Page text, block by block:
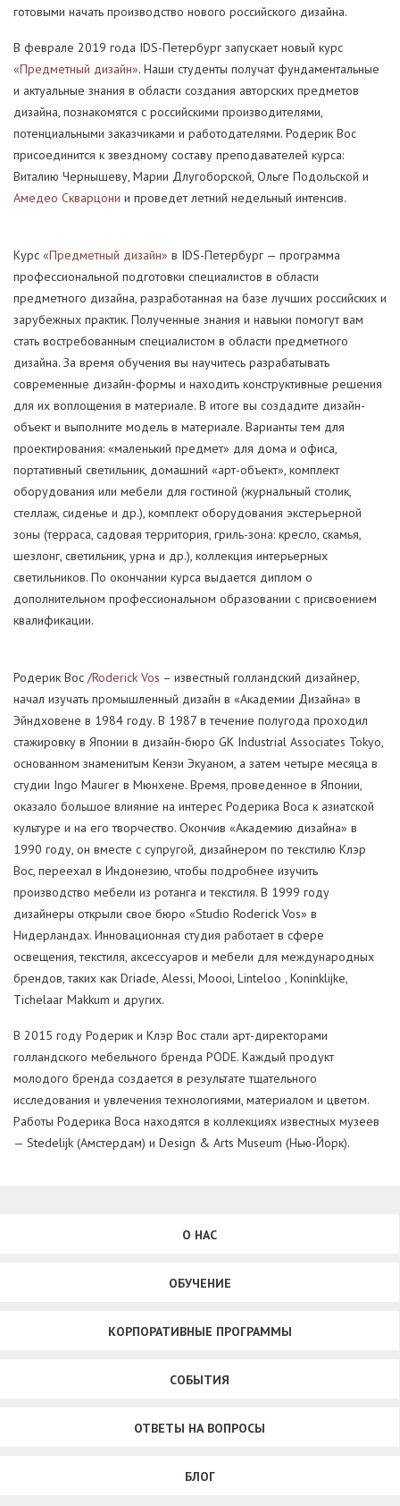
готовыми начать производство нового российского дизайна.
В феврале 2019 года IDS-Петербург запускает новый курс
«Предметный дизайн». Наши студенты получат фундаментальные
и актуальные знания в области создания авторских предметов
дизайна, познакомятся с российскими производителями,
потенциальными заказчиками и работодателями. Родерик Вос
присоединится к звездному составу преподавателей курса:
Виталию Чернышеву, Марии Длугоборской, Ольге Подольской и
Амедео Скварцони и проведет летний недельный интенсив.
Курс «Предметный дизайн» в IDS-Петербург — программа
профессиональной подготовки специалистов в области
предметного дизайна, разработанная на базе лучших российских и
зарубежных практик. Полученные знания и навыки помогут вам
стать востребованным специалистом в области предметного
дизайна. За время обучения вы научитесь разрабатывать
современные дизайн-формы и находить конструктивные решения
для их воплощения в материале. В итоге вы создадите дизайн-
объект и выполните модель в материале. Варианты тем для
проектирования: «маленький предмет» для дома и офиса,
портативный светильник, домашний «арт-объект», комплект
оборудования или мебели для гостиной (журнальный столик,
стеллаж, сиденье и др.), комплект оборудования экстерьерной
зоны (терраса, садовая территория, гриль-зона: кресло, скамья,
шезлонг, светильник, урна и др.), коллекция интерьерных
светильников. По окончании курса выдается диплом о
дополнительном профессиональном образовании с присвоением
квалификации.
Родерик Вос /Roderick Vos – известный голландский дизайнер,
начал изучать промышленный дизайн в «Академии Дизайна» в
Эйндховене в 1984 году. В 1987 в течение полугода проходил
стажировку в Японии в дизайн-бюро GK Industrial Associates Tokyo,
основанном знаменитым Кензи Экуаном, а затем четыре месяца в
студии Ingo Maurer в Мюнхене. Время, проведенное в Японии,
оказало большое влияние на интерес Родерика Воса к азиатской
культуре и на его творчество. Окончив «Академию дизайна» в
1990 году, он вместе с супругой, дизайнером по текстилю Клэр
Вос, переехал в Индонезию, чтобы подробнее изучить
производство мебели из ротанга и текстиля. В 1999 году
дизайнеры открыли свое бюро «Studio Roderick Vos» в
Нидерландах. Инновационная студия работает в сфере
освещения, текстиля, аксессуаров и мебели для международных
брендов, таких как Driade, Alessi, Moooi, Linteloo , Koninklijke,
Tichelaar Makkum и других.
В 2015 году Родерик и Клэр Вос стали арт-директорами
голландского мебельного бренда PODE. Каждый продукт
молодого бренда создается в результате тщательного
исследования и увлечения технологиями, материалом и цветом.
Работы Родерика Воса находятся в коллекциях известных музеев
— Stedelijk (Амстердам) и Design & Arts Museum (Нью-Йорк).
О НАС
ОБУЧЕНИЕ
КОРПОРАТИВНЫЕ ПРОГРАММЫ
СОБЫТИЯ
ОТВЕТЫ НА ВОПРОСЫ
БЛОГ